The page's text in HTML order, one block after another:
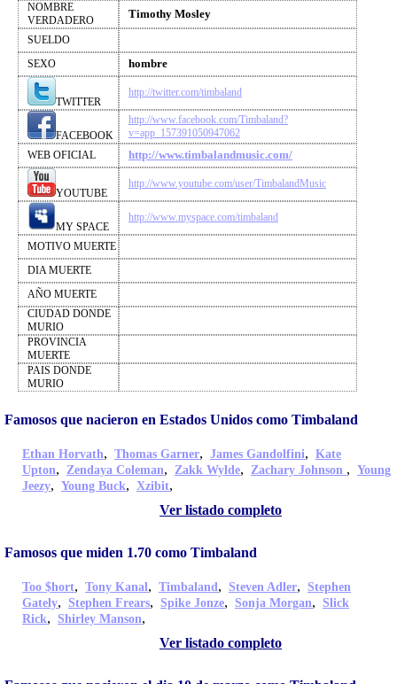
NOMBRE
VERDADERO
Timothy Mosley
SUELDO
SEXO
hombre
TWITTER
http://twitter.com/timbaland
FACEBOOK
http://www.facebook.com/Timbaland?
v=app_157391050947062
WEB OFICIAL
http://www.timbalandmusic.com/
YOUTUBE
http://www.youtube.com/user/TimbalandMusic
MY SPACE
http://www.myspace.com/timbaland
MOTIVO MUERTE
DIA MUERTE
AÑO MUERTE
CIUDAD DONDE
MURIO
PROVINCIA
MUERTE
PAIS DONDE
MURIO
Famosos que nacieron en Estados Unidos como Timbaland
Ethan Horvath, Thomas Garner, James Gandolfini, Kate
Upton, Zendaya Coleman, Zakk Wylde, Zachary Johnson , Young
Jeezy, Young Buck, Xzibit,
Ver listado completo
Famosos que miden 1.70 como Timbaland
Too $hort, Tony Kanal, Timbaland, Steven Adler, Stephen
Gately, Stephen Frears, Spike Jonze, Sonja Morgan, Slick
Rick, Shirley Manson,
Ver listado completo